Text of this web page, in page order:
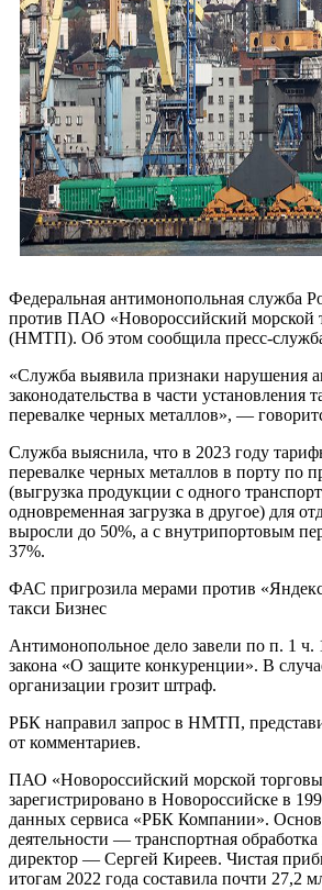
Федеральная антимонопольная служба
против ПАО «Новороссийский морской
(НМТП). Об этом сообщила пресс-
«Служба выявила признаки нарушения
законодательства в части установления
перевалке черных металлов», —
Служба выяснила, что в 2023 году
перевалке черных металлов в порту по
(выгрузка продукции с одного
одновременная загрузка в другое) для
выросли до 50%, а с внутрипортовым
37%.
ФАС пригрозила мерами против
такси Бизнес
Антимонопольное дело завели по п. 1 ч.
закона «О защите конкуренции». В
организации грозит штраф.
РБК направил запрос в НМТП,
от комментариев.
ПАО «Новороссийский морской
зарегистрировано в Новороссийске в
данных сервиса «РБК Компании».
деятельности — транспортная
директор — Сергей Киреев. Чистая
итогам 2022 года составила почти 27,2